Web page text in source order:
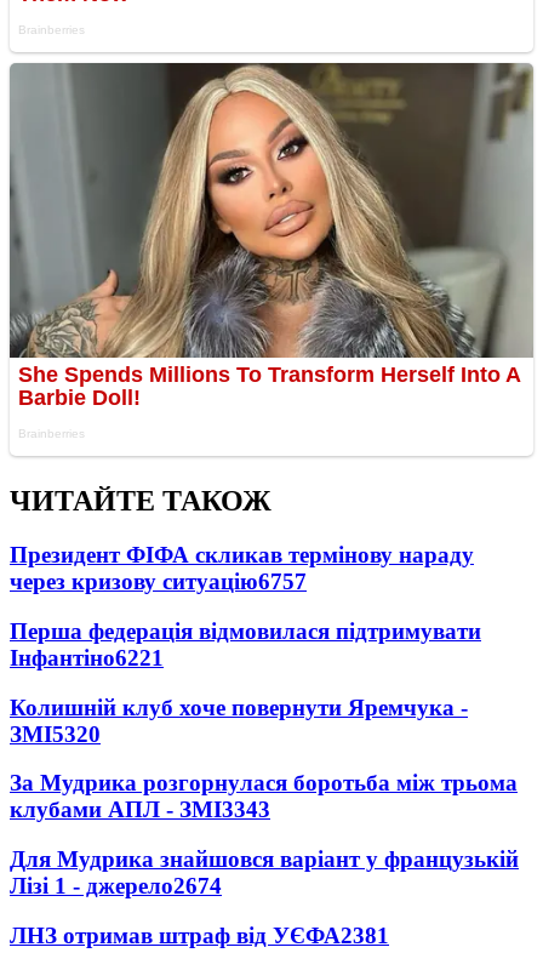
ЧИТАЙТЕ ТАКОЖ
Президент ФІФА скликав термінову нараду
через кризову ситуацію6757
Перша федерація відмовилася підтримувати
Інфантіно6221
Колишній клуб хоче повернути Яремчука -
ЗМІ5320
За Мудрика розгорнулася боротьба між трьома
клубами АПЛ - ЗМІ3343
Для Мудрика знайшовся варіант у французькій
Лізі 1 - джерело2674
ЛНЗ отримав штраф від УЄФА2381